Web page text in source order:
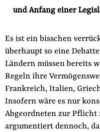
und Anfang einer
Es ist ein bisschen
überhaupt so eine
Ländern müssen bereits
Regeln ihre
Frankreich, Italien,
Insofern wäre es nur
Abgeordneten zur Pflicht
argumentiert dennoch,